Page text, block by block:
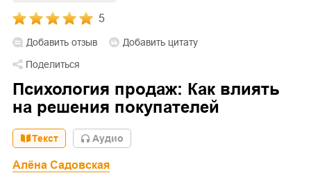
5
Добавить отзыв
Добавить цитату
Поделиться
Психология продаж: Как влиять
на решения покупателей
Текст Aудио
Алёна Садовская